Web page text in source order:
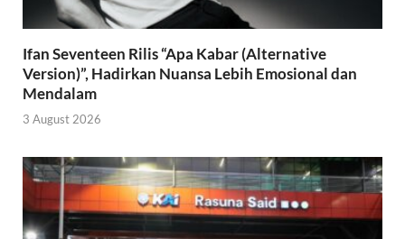
Ifan Seventeen Rilis “Apa Kabar (Alternative
Version)”, Hadirkan Nuansa Lebih Emosional dan
Mendalam
3 August 2026